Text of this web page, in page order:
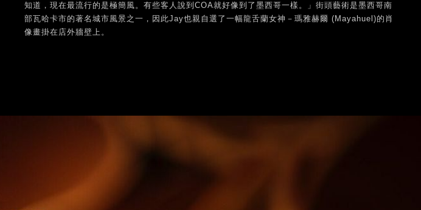
知道，現在最流行的是極簡風。有些客人說到COA就好像到了墨西哥一樣。」街頭藝術是墨西哥南
部瓦哈卡市的著名城市風景之一，因此Jay也親自選了一幅龍舌蘭女神－瑪雅赫爾 (Mayahuel)的肖
像畫掛在店外牆壁上。